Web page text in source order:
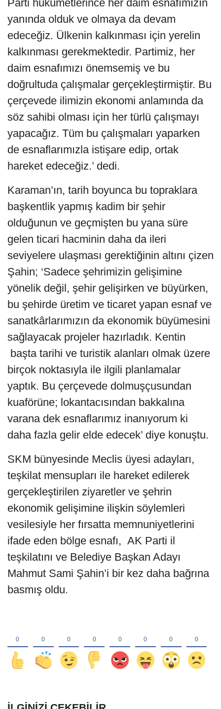
Parti hükümetlerince her daim esnafımızın
yanında olduk ve olmaya da devam
edeceğiz. Ülkenin kalkınması için yerelin
kalkınması gerekmektedir. Partimiz, her
daim esnafımızı önemsemiş ve bu
doğrultuda çalışmalar gerçekleştirmiştir. Bu
çerçevede ilimizin ekonomi anlamında da
söz sahibi olması için her türlü çalışmayı
yapacağız. Tüm bu çalışmaları yaparken
de esnaflarımızla istişare edip, ortak
hareket edeceğiz.’ dedi.
Karaman’ın, tarih boyunca bu topraklara
başkentlik yapmış kadim bir şehir
olduğunun ve geçmişten bu yana süre
gelen ticari hacminin daha da ileri
seviyelere ulaşması gerektiğinin altını çizen
Şahin; ‘Sadece şehrimizin gelişimine
yönelik değil, şehir gelişirken ve büyürken,
bu şehirde üretim ve ticaret yapan esnaf ve
sanatkârlarımızın da ekonomik büyümesini
sağlayacak projeler hazırladık. Kentin
başta tarihi ve turistik alanları olmak üzere
birçok noktasıyla ile ilgili planlamalar
yaptık. Bu çerçevede dolmuşçusundan
kuaförüne; lokantacısından bakkalına
varana dek esnaflarımız inanıyorum ki
daha fazla gelir elde edecek’ diye konuştu.
SKM bünyesinde Meclis üyesi adayları,
teşkilat mensupları ile hareket edilerek
gerçekleştirilen ziyaretler ve şehrin
ekonomik gelişimine ilişkin söylemleri
vesilesiyle her fırsatta memnuniyetlerini
ifade eden bölge esnafı, AK Parti il
teşkilatını ve Belediye Başkan Adayı
Mahmut Sami Şahin’i bir kez daha bağrına
basmış oldu.